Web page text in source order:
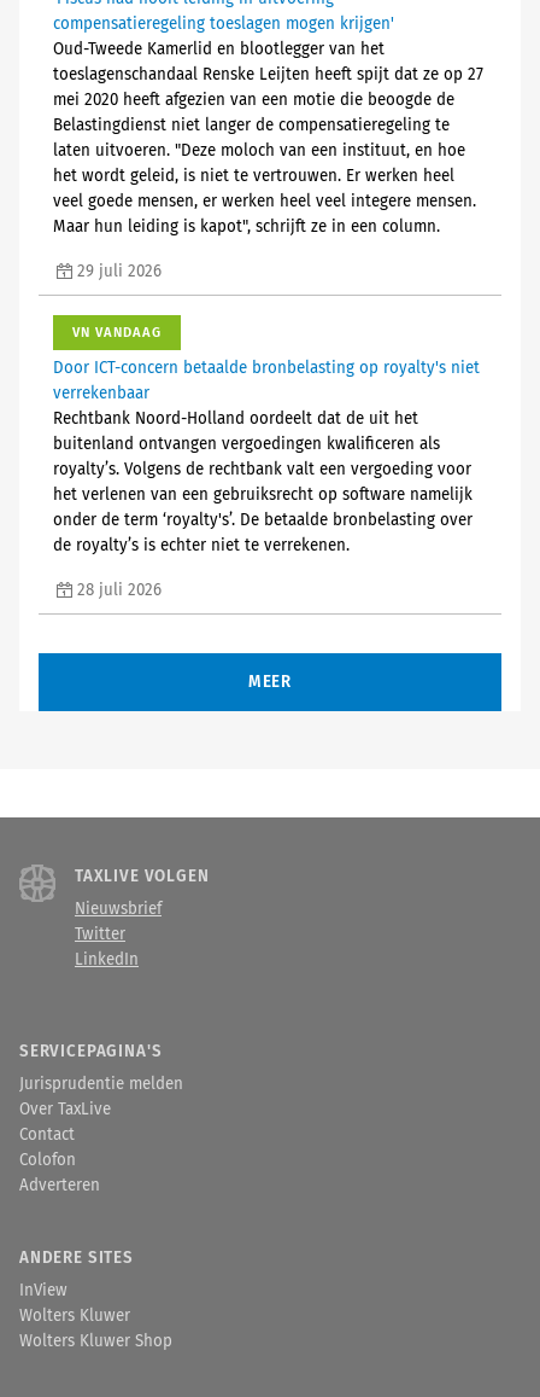
compensatieregeling toeslagen mogen krijgen'
Oud-Tweede Kamerlid en blootlegger van het
toeslagenschandaal Renske Leijten heeft spijt dat ze op 27
mei 2020 heeft afgezien van een motie die beoogde de
Belastingdienst niet langer de compensatieregeling te
laten uitvoeren. "Deze moloch van een instituut, en hoe
het wordt geleid, is niet te vertrouwen. Er werken heel
veel goede mensen, er werken heel veel integere mensen.
Maar hun leiding is kapot", schrijft ze in een column.
29 juli 2026
VN VANDAAG
Door ICT-concern betaalde bronbelasting op royalty's niet
verrekenbaar
Rechtbank Noord-Holland oordeelt dat de uit het
buitenland ontvangen vergoedingen kwalificeren als
royalty’s. Volgens de rechtbank valt een vergoeding voor
het verlenen van een gebruiksrecht op software namelijk
onder de term ‘royalty's’. De betaalde bronbelasting over
de royalty’s is echter niet te verrekenen.
28 juli 2026
MEER
TAXLIVE VOLGEN
Nieuwsbrief
Twitter
LinkedIn
SERVICEPAGINA'S
Jurisprudentie melden
Over TaxLive
Contact
Colofon
Adverteren
ANDERE SITES
InView
Wolters Kluwer
Wolters Kluwer Shop